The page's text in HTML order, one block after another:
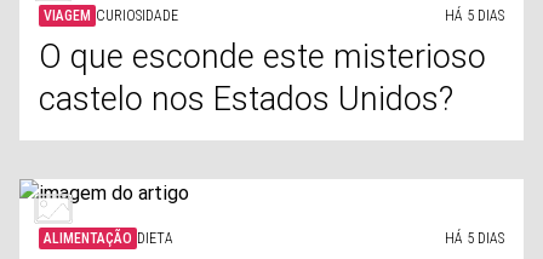
VIAGEM CURIOSIDADE HÁ 5 DIAS
O que esconde este misterioso
castelo nos Estados Unidos?
ALIMENTAÇÃO DIETA HÁ 5 DIAS